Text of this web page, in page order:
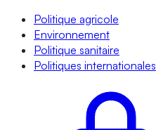
Politique agricole
Environnement
Politique sanitaire
Politiques internationales